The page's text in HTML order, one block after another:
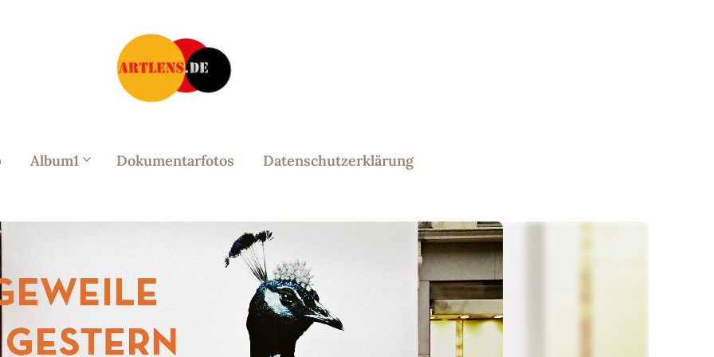
Album1 Dokumentarfotos Datenschutzerklärung